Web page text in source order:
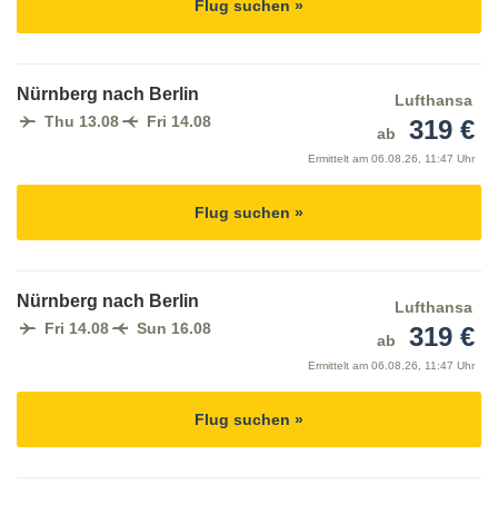
Flug suchen »
Nürnberg nach Berlin
Thu 13.08 Fri 14.08
Lufthansa
ab
319 €
Ermittelt am 06.08.26, 11:47 Uhr
Flug suchen »
Nürnberg nach Berlin
Fri 14.08 Sun 16.08
Lufthansa
ab
319 €
Ermittelt am 06.08.26, 11:47 Uhr
Flug suchen »